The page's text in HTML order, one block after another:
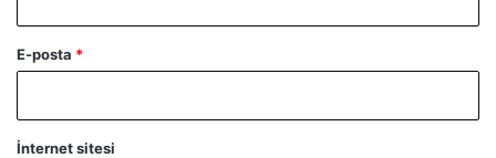
E-posta *
İnternet sitesi